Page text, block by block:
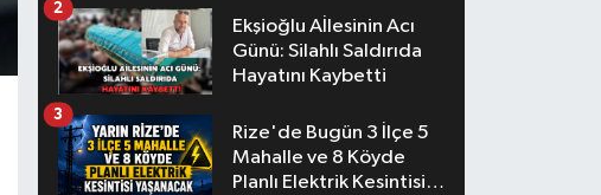
Ekşioğlu Aİlesinin Acı
Günü: Silahlı Saldırıda
Hayatını Kaybetti
2
Rize'de Bugün 3 İlçe 5
Mahalle ve 8 Köyde
Planlı Elektrik Kesintisi
3